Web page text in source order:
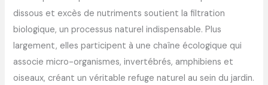
dissous et excès de nutriments soutient la filtration
biologique, un processus naturel indispensable. Plus
largement, elles participent à une chaîne écologique qui
associe micro-organismes, invertébrés, amphibiens et
oiseaux, créant un véritable refuge naturel au sein du jardin.